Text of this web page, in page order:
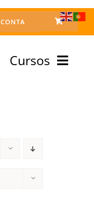
CONTA
Cursos